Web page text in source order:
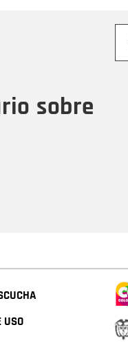
sobre
USO